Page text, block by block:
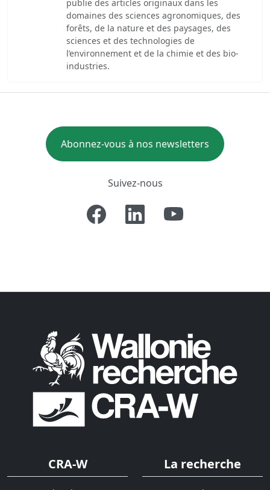
publie des articles originaux dans les
domaines des sciences agronomiques, des
forêts, de la nature et des paysages, des
sciences et des technologies de
l’environnement et de la chimie et des bio-
industries.
Abonnez-vous à nos newsletters
Suivez-nous
CRA-W La recherche